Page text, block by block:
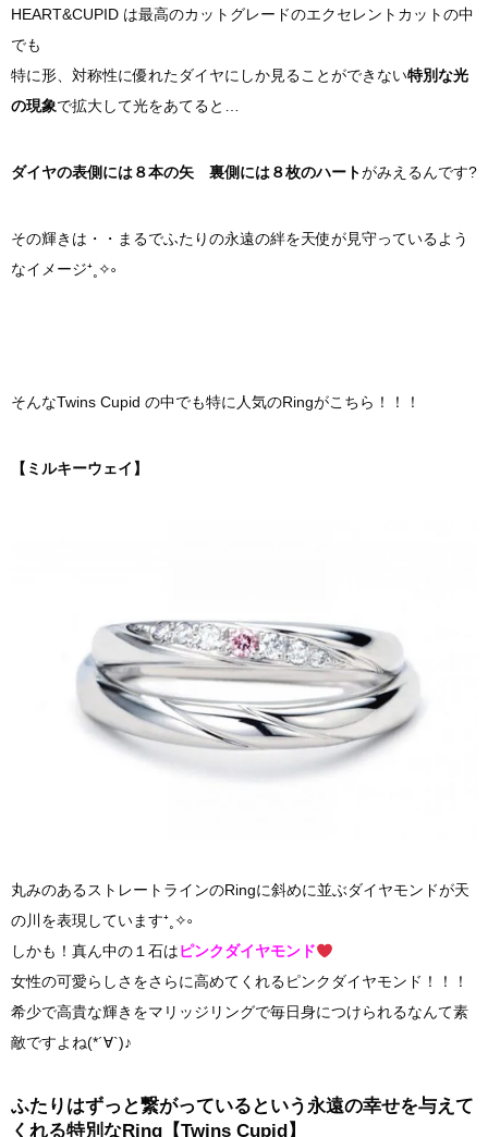
HEART&CUPID は最高のカットグレードのエクセレントカットの中
でも
特に形、対称性に優れたダイヤにしか見ることができない特別な光
の現象で拡大して光をあてると…
ダイヤの表側には８本の矢 裏側には８枚のハートがみえるんです?
その輝きは・・まるでふたりの永遠の絆を天使が見守っているよう
なイメージ⁺˳✧༚
そんなTwins Cupid の中でも特に人気のRingがこちら！！！
【ミルキーウェイ】
丸みのあるストレートラインのRingに斜めに並ぶダイヤモンドが天
の川を表現しています⁺˳✧༚
しかも！真ん中の１石はピンクダイヤモンド
女性の可愛らしさをさらに高めてくれるピンクダイヤモンド！！！
希少で高貴な輝きをマリッジリングで毎日身につけられるなんて素
敵ですよね(*´∀`)♪
ふたりはずっと繋がっているという永遠の幸せを与えて
くれる特別なRing【Twins Cupid】